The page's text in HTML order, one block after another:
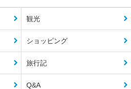
観光
ショッピング
旅行記
Q&A